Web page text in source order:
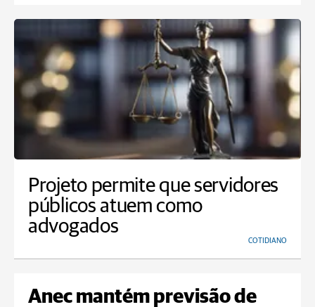
Projeto permite que servidores
públicos atuem como
advogados
COTIDIANO
Anec mantém previsão de